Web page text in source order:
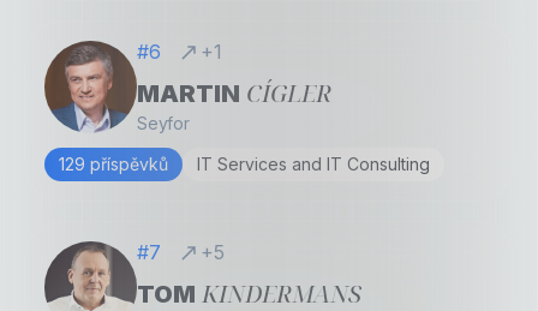
#6 +1
MARTIN CÍGLER
Seyfor
129 příspěvků
IT Services and IT Consulting
#7 +5
TOM KINDERMANS